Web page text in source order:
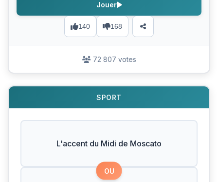
140 168
Jouer
72 807 votes
SPORT
L'accent du Midi de Moscato
OU